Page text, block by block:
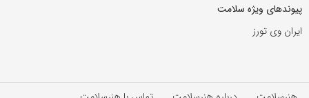
پیوندهای ویژه سلامت
ایران وی تورز